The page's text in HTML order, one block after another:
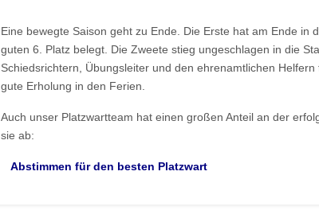
Eine bewegte Saison geht zu Ende. Die Erste hat am Ende in
guten 6. Platz belegt. Die Zweete stieg ungeschlagen in die
Schiedsrichtern, Übungsleiter und den ehrenamtlichen
gute Erholung in den Ferien.
Auch unser Platzwartteam hat einen großen Anteil an der
sie ab:
Abstimmen für den besten Platzwart